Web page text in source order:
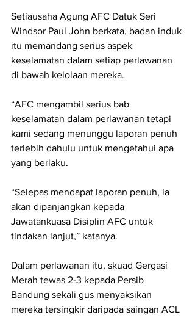
Setiausaha Agung AFC Datuk Seri
Windsor Paul John berkata, badan induk
itu memandang serius aspek
keselamatan dalam setiap perlawanan
di bawah kelolaan mereka.
“AFC mengambil serius bab
keselamatan dalam perlawanan tetapi
kami sedang menunggu laporan penuh
terlebih dahulu untuk mengetahui apa
yang berlaku.
“Selepas mendapat laporan penuh, ia
akan dipanjangkan kepada
Jawatankuasa Disiplin AFC untuk
tindakan lanjut,” katanya.
Dalam perlawanan itu, skuad Gergasi
Merah tewas 2-3 kepada Persib
Bandung sekali gus menyaksikan
mereka tersingkir daripada saingan ACL